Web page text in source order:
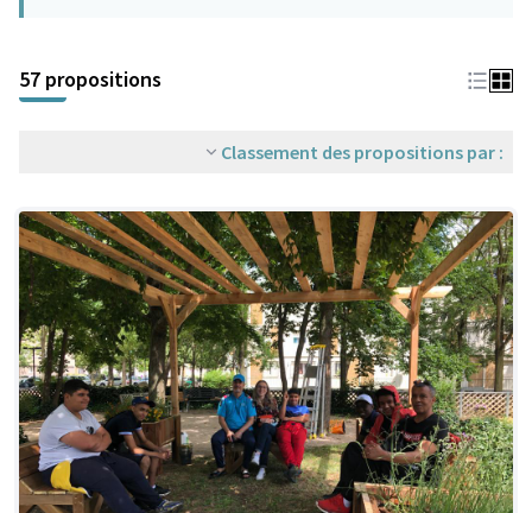
57 propositions
Classement des propositions par :